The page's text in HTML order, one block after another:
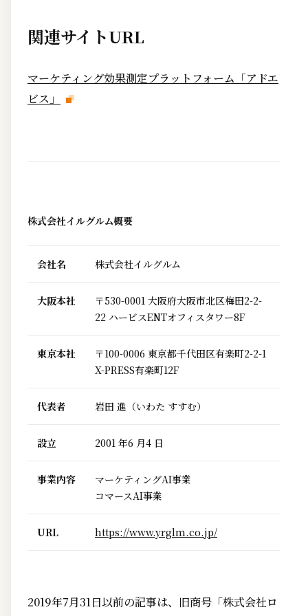
関連サイトURL
マーケティング効果測定プラットフォーム「アドエ
ビス」
株式会社イルグルム概要
会社名 株式会社イルグルム
大阪本社
〒530-0001 大阪府大阪市北区梅田2-2-
22 ハービスENTオフィスタワー8F
東京本社
〒100-0006 東京都千代田区有楽町2-2-1
X-PRESS有楽町12F
代表者 岩田 進（いわた すすむ）
設立 2001 年6 月4 日
事業内容
マーケティングAI事業
コマースAI事業
URL https://www.yrglm.co.jp/
2019年7月31日以前の記事は、旧商号「株式会社ロ